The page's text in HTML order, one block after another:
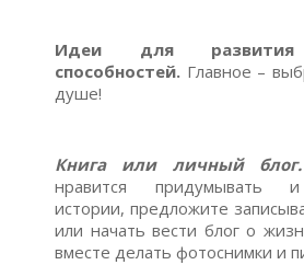
Идеи для развития
способностей. Главное –
душе!
Книга или личный блог.
нравится придумывать и
истории, предложите
или начать вести блог о
вместе делать фотоснимки и